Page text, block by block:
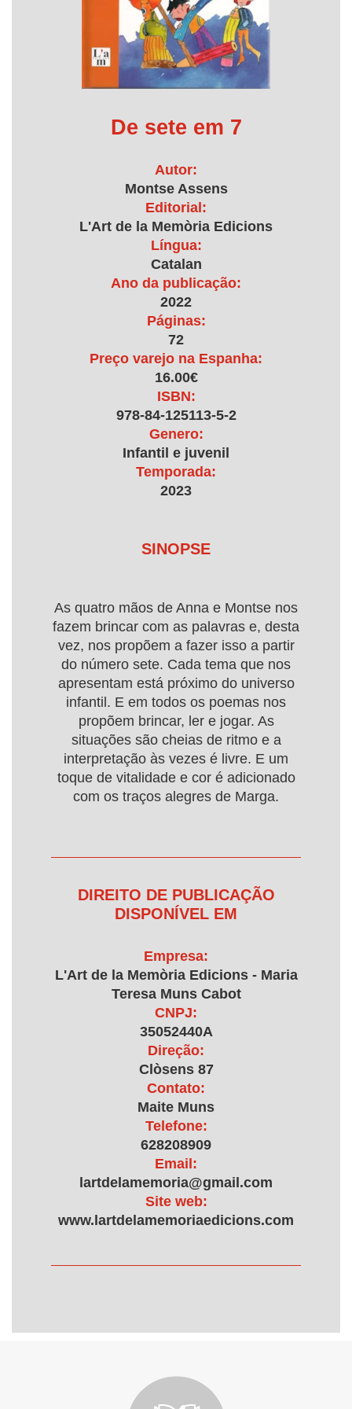
De sete em 7
Autor:
Montse Assens
Editorial:
L'Art de la Memòria Edicions
Língua:
Catalan
Ano da publicação:
2022
Páginas:
72
Preço varejo na Espanha:
16.00€
ISBN:
978-84-125113-5-2
Genero:
Infantil e juvenil
Temporada:
2023
SINOPSE
As quatro mãos de Anna e Montse nos
fazem brincar com as palavras e, desta
vez, nos propõem a fazer isso a partir
do número sete. Cada tema que nos
apresentam está próximo do universo
infantil. E em todos os poemas nos
propõem brincar, ler e jogar. As
situações são cheias de ritmo e a
interpretação às vezes é livre. E um
toque de vitalidade e cor é adicionado
com os traços alegres de Marga.
DIREITO DE PUBLICAÇÃO
DISPONÍVEL EM
Empresa:
L'Art de la Memòria Edicions - Maria
Teresa Muns Cabot
CNPJ:
35052440A
Direção:
Clòsens 87
Contato:
Maite Muns
Telefone:
628208909
Email:
lartdelamemoria@gmail.com
Site web:
www.lartdelamemoriaedicions.com